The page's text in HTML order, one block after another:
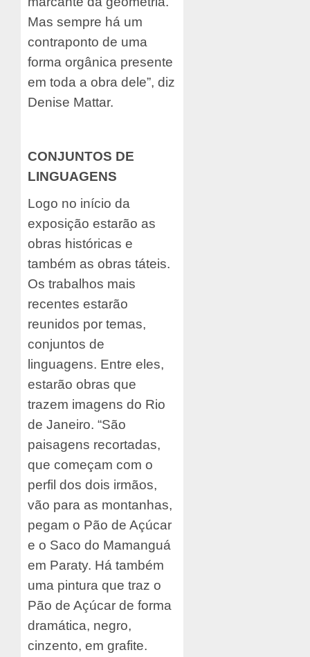
Mas sempre há um
contraponto de uma
forma orgânica presente
em toda a obra dele”, diz
Denise Mattar.
CONJUNTOS DE
LINGUAGENS
Logo no início da
exposição estarão as
obras históricas e
também as obras táteis.
Os trabalhos mais
recentes estarão
reunidos por temas,
conjuntos de
linguagens. Entre eles,
estarão obras que
trazem imagens do Rio
de Janeiro. “São
paisagens recortadas,
que começam com o
perfil dos dois irmãos,
vão para as montanhas,
pegam o Pão de Açúcar
e o Saco do Mamanguá
em Paraty. Há também
uma pintura que traz o
Pão de Açúcar de forma
dramática, negro,
cinzento, em grafite.